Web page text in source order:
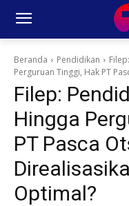
Beranda Pendidikan
Perguruan Tinggi, Hak PT
Filep:
Hingga
PT Pasca
Optimal?